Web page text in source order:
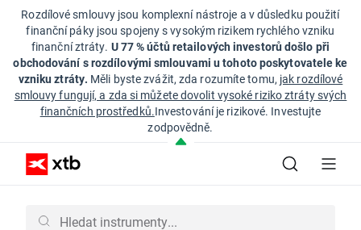
Rozdílové smlouvy jsou komplexní nástroje a v důsledku použití
finanční páky jsou spojeny s vysokým rizikem rychlého vzniku
finanční ztráty. U 77 % účtů retailových investorů došlo při
obchodování s rozdílovými smlouvami u tohoto poskytovatele ke
vzniku ztráty. Měli byste zvážit, zda rozumíte tomu, jak rozdílové
smlouvy fungují, a zda si můžete dovolit vysoké riziko ztráty svých
finančních prostředků.Investování je rizikové. Investujte
zodpovědně.